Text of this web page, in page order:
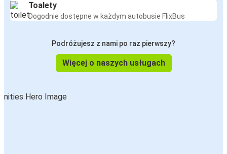
Toalety
Dogodnie dostępne w każdym autobusie FlixBus
Podróżujesz z nami po raz pierwszy?
Więcej o naszych usługach